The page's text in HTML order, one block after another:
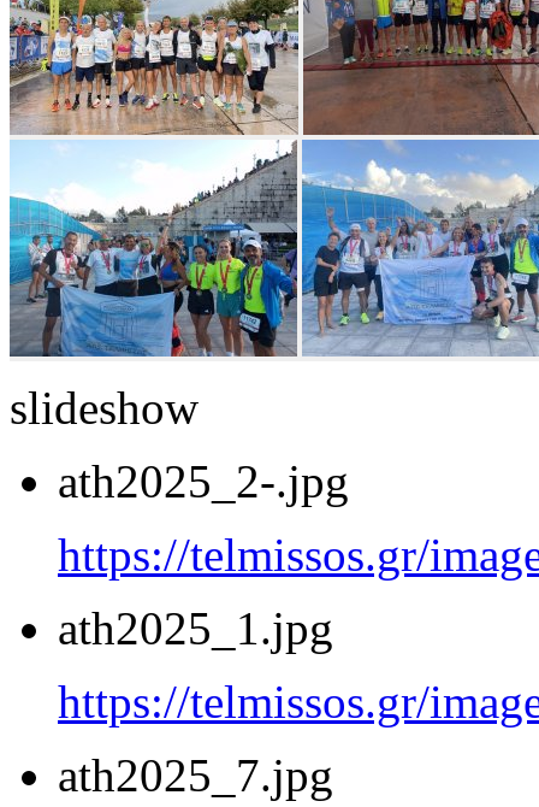
slideshow
ath2025_2-.jpg
https://telmissos.gr/
ath2025_1.jpg
https://telmissos.gr/
ath2025_7.jpg